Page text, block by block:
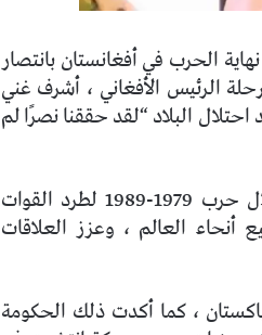
الحرب في أفغانستان بانتصار
الرئيس الأفغاني ، أشرف غني
البلاد “لقد حققنا نصرًا لم
حارب خلال حرب 1979-1989 لطرد القوات
أنحاء العالم ، وعزز العلاقات
اليد اليمنى للملا عمر ، الذي توفي في أبريل 2013 في باكستان ، كما أكدت ذلك الحكومة